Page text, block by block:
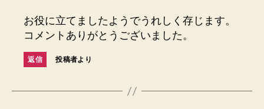
お役に立てましたようでうれしく存じます。
コメントありがとうございました。
返信 投稿者より